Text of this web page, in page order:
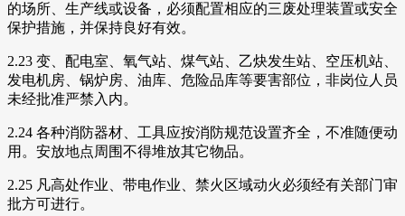
的场所、生产线或设备，必须配置相应的三废处理装置或安全
保护措施，并保持良好有效。
2.23 变、配电室、氧气站、煤气站、乙炔发生站、空压机站、
发电机房、锅炉房、油库、危险品库等要害部位，非岗位人员
未经批准严禁入内。
2.24 各种消防器材、工具应按消防规范设置齐全，不准随便动
用。安放地点周围不得堆放其它物品。
2.25 凡高处作业、带电作业、禁火区域动火必须经有关部门审
批方可进行。